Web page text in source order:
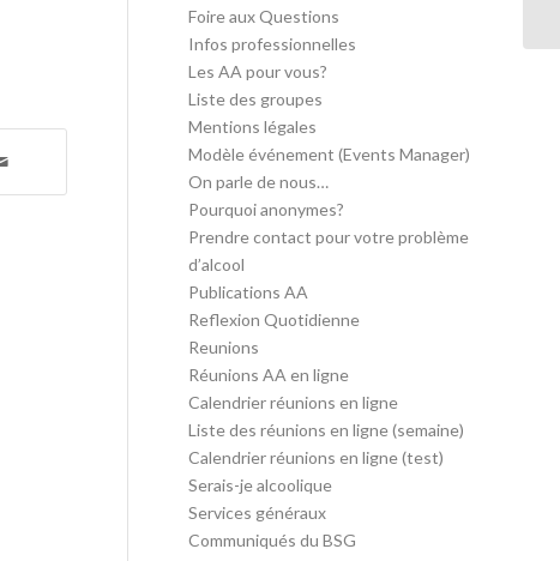
Foire aux Questions
Infos professionnelles
Les AA pour vous?
Liste des groupes
Mentions légales
Modèle événement (Events Manager)
On parle de nous…
Pourquoi anonymes?
Prendre contact pour votre problème
d’alcool
Publications AA
Reflexion Quotidienne
Reunions
Réunions AA en ligne
Calendrier réunions en ligne
Liste des réunions en ligne (semaine)
Calendrier réunions en ligne (test)
Serais-je alcoolique
Services généraux
Communiqués du BSG